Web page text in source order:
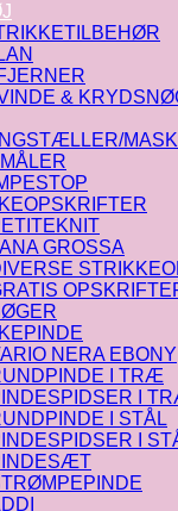
&
GROSSA
NERA EBONY
I TRÆ
I
I STÅL
I